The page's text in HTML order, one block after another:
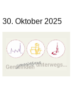
30. Oktober 2025